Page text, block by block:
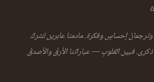
وترجمانُ إحساسٍ وفكرة. مادمنا عابرين لنتركَ
فبين القلوبِ — عباراتنا الأرقّ والأصدقُ